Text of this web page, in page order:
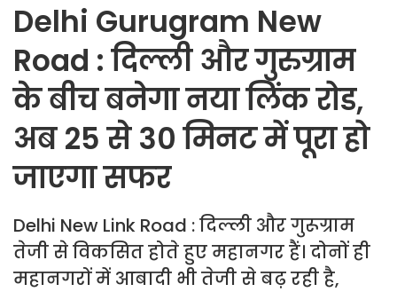
Delhi Gurugram New
Road : दिल्ली और गुरुग्राम
के बीच बनेगा नया लिंक रोड,
अब 25 से 30 मिनट में पूरा हो
जाएगा सफर
Delhi New Link Road : दिल्ली और गुरूग्राम
तेजी से विकसित होते हुए महानगर हैं। दोनों ही
महानगरों में आबादी भी तेजी से बढ़ रही है,